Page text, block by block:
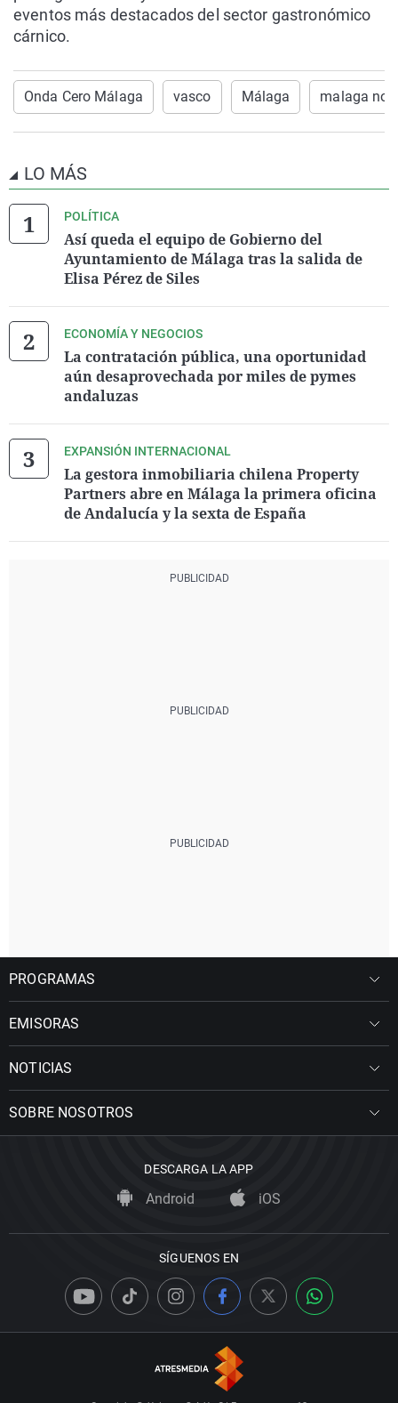
eventos más destacados del sector gastronómico
cárnico.
Onda Cero Málaga vasco Málaga malaga
LO MÁS
POLÍTICA
Así queda el equipo de Gobierno del
Ayuntamiento de Málaga tras la salida de
Elisa Pérez de Siles
ECONOMÍA Y NEGOCIOS
La contratación pública, una oportunidad
aún desaprovechada por miles de pymes
andaluzas
EXPANSIÓN INTERNACIONAL
La gestora inmobiliaria chilena Property
Partners abre en Málaga la primera oficina
de Andalucía y la sexta de España
PROGRAMAS
EMISORAS
NOTICIAS
SOBRE NOSOTROS
DESCARGA LA APP
Android iOS
SÍGUENOS EN